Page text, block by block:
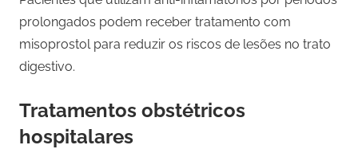
prolongados podem receber tratamento com
misoprostol para reduzir os riscos de lesões no trato
digestivo.
Tratamentos obstétricos
hospitalares